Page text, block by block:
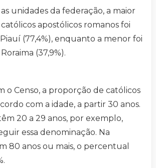
unidades da federação, a maior
apostólicos romanos foi
(77,4%), enquanto a menor foi
(37,9%).
o Censo, a proporção de católicos
com a idade, a partir 30 anos.
20 a 29 anos, por exemplo,
essa denominação. Na
80 anos ou mais, o percentual